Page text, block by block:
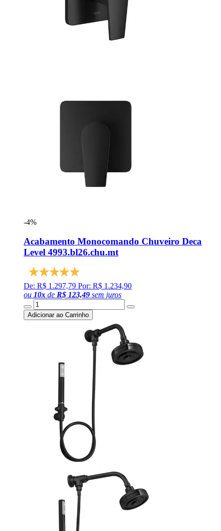
-4%
Acabamento Monocomando Chuveiro Deca
Level 4993.bl26.chu.mt
De: R$ 1.297,79 Por: R$ 1.234,90
ou 10x de R$ 123,49 sem juros
Adicionar ao Carrinho